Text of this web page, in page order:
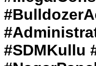
#SDMKullu